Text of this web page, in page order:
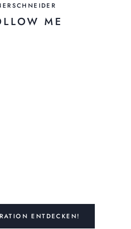
ME
ENTDECKEN!